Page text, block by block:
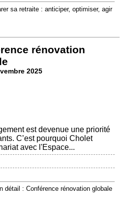
sa retraite : anticiper, optimiser, agir
rénovation
2025
est devenue une priorité
C’est pourquoi Cholet
avec l'Espace...
détail : Conférence rénovation globale